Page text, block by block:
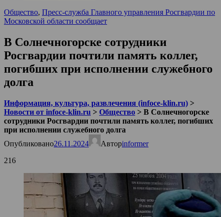
Общество, Пресс-служба Главного управления Росгвардии по
Московской области сообщает
В Солнечногорске сотрудники
Росгвардии почтили память коллег,
погибших при исполнении служебного
долга
Информация, культура, развлечения (infoce-klin.ru) >
Новости от infoce-klin.ru > Общество > В Солнечногорске
сотрудники Росгвардии почтили память коллег, погибших
при исполнении служебного долга
Опубликовано26.11.2024 Авторinformer
216